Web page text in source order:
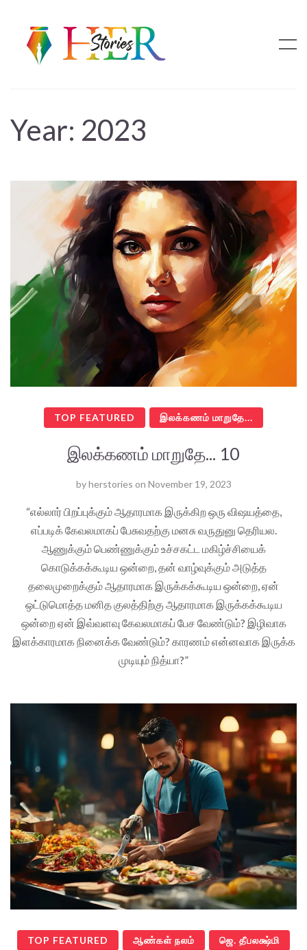
Year: 2023
TOP FEATURED இலக்கணம் மாறுதே...
இலக்கணம் மாறுதே... 10
byherstories on November 19, 2023
“எல்லார் பிறப்புக்கும் ஆதாரமாக இருக்கிற ஒரு விஷயத்தை,
எப்படிக் கேவலமாகப் பேசுவதற்கு மனசு வருதுனு தெரியல.
ஆணுக்கும் பெண்ணுக்கும் உச்சகட்ட மகிழ்ச்சியைக்
கொடுக்கக்கூடிய ஒன்றை, தன் வாழ்வுக்கும் அடுத்த
தலைமுறைக்கும் ஆதாரமாக இருக்கக்கூடிய ஒன்றை, ஏன்
ஒட்டுமொத்த மனித குலத்திற்கு ஆதாரமாக இருக்கக்கூடிய
ஒன்றை ஏன் இவ்வளவு கேவலமாகப் பேச வேண்டும்? இழிவாக
இளக்காரமாக நினைக்க வேண்டும்? காரணம் என்னவாக இருக்க
முடியும் நித்யா?”
TOP FEATURED ஆண்கள் நலம் ஜெ. தீபலக்ஷ்மி